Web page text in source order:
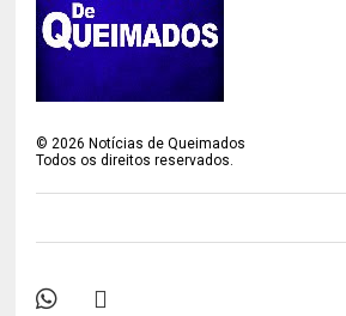
© 2026 Notícias de Queimados
Todos os direitos reservados.